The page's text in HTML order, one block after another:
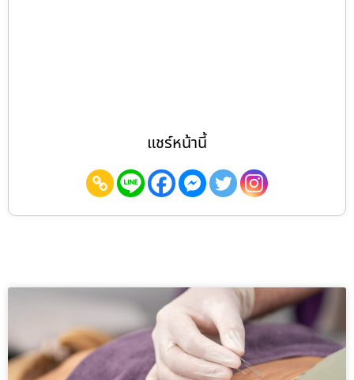
แชร์หน้านี้